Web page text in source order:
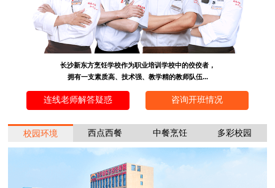
长沙新东方烹饪学校作为职业培训学校中的佼佼者，
拥有一支素质高、技术强、教学精的教师队伍...
连线老师解答疑惑 咨询开班情况
校园环境 西点西餐 中餐烹饪 多彩校园